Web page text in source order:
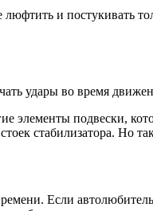
и постукивать
удары во время
элементы подвески,
стабилизатора. Но
Если